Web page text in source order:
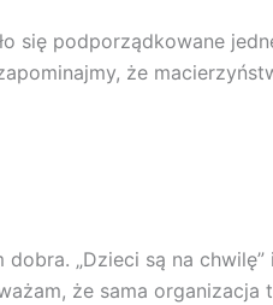
się podporządkowane
że
„Dzieci są na chwilę” i
że sama organizacja